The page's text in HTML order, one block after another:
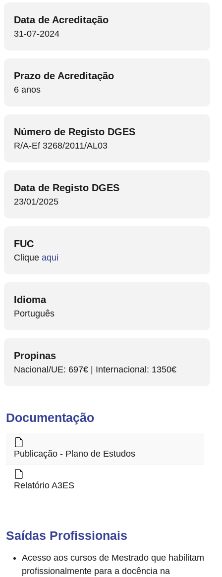
Data de Acreditação
31-07-2024
Prazo de Acreditação
6 anos
Número de Registo DGES
R/A-Ef 3268/2011/AL03
Data de Registo DGES
23/01/2025
FUC
Clique aqui
Idioma
Português
Propinas
Nacional/UE: 697€ | Internacional: 1350€
Documentação
Publicação - Plano de Estudos
Relatório A3ES
Saídas Profissionais
Acesso aos cursos de Mestrado que habilitam
profissionalmente para a docência na